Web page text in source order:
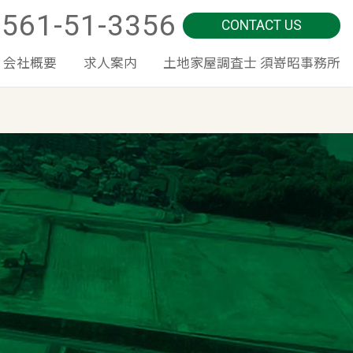
51-3356 CONTACT US
会社概要 求人案内 土地家屋調査士 須嵜昭事務所